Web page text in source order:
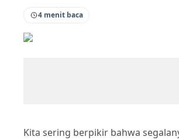
4 menit baca
Kita sering berpikir bahwa